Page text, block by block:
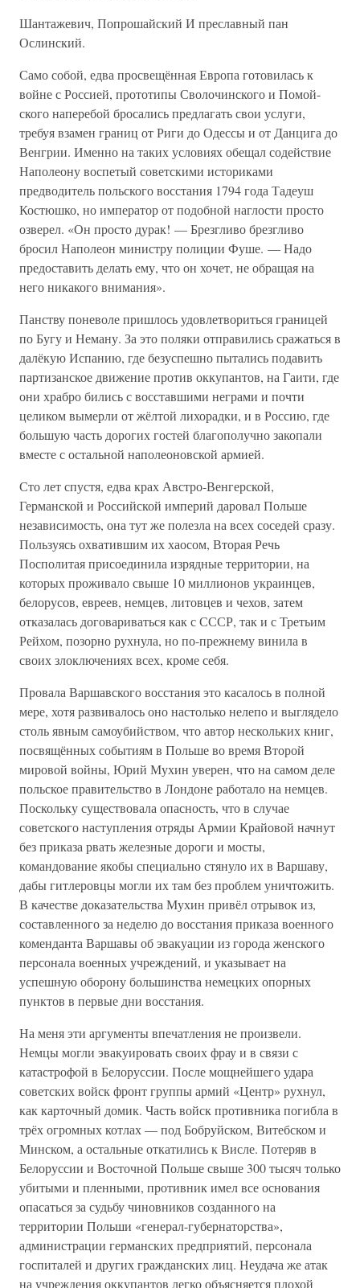
Шантажевич, Попрошайский И преславный пан
Ослинский.
Само собой, едва просвещённая Европа готовилась к
войне с Россией, прототипы Сволочинского и Помой-
ского наперебой бросались предлагать свои услуги,
требуя взамен границ от Риги до Одессы и от Данцига до
Венгрии. Именно на таких условиях обещал содействие
Наполеону воспетый советскими историками
предводитель польского восстания 1794 года Тадеуш
Костюшко, но император от подобной наглости просто
озверел. «Он просто дурак! — Брезгливо брезгливо
бросил Наполеон министру полиции Фуше. — Надо
предоставить делать ему, что он хочет, не обращая на
него никакого внимания».
Панству поневоле пришлось удовлетвориться границей
по Бугу и Неману. За это поляки отправились сражаться в
далёкую Испанию, где безуспешно пытались подавить
партизанское движение против оккупантов, на Гаити, где
они храбро бились с восставшими неграми и почти
целиком вымерли от жёлтой лихорадки, и в Россию, где
большую часть дорогих гостей благополучно закопали
вместе с остальной наполеоновской армией.
Сто лет спустя, едва крах Австро-Венгерской,
Германской и Российской империй даровал Польше
независимость, она тут же полезла на всех соседей сразу.
Пользуясь охватившим их хаосом, Вторая Речь
Посполитая присоединила изрядные территории, на
которых проживало свыше 10 миллионов украинцев,
белорусов, евреев, немцев, литовцев и чехов, затем
отказалась договариваться как с СССР, так и с Третьим
Рейхом, позорно рухнула, но по-прежнему винила в
своих злоключениях всех, кроме себя.
Провала Варшавского восстания это касалось в полной
мере, хотя развивалось оно настолько нелепо и выглядело
столь явным самоубийством, что автор нескольких книг,
посвящённых событиям в Польше во время Второй
мировой войны, Юрий Мухин уверен, что на самом деле
польское правительство в Лондоне работало на немцев.
Поскольку существовала опасность, что в случае
советского наступления отряды Армии Крайовой начнут
без приказа рвать железные дороги и мосты,
командование якобы специально стянуло их в Варшаву,
дабы гитлеровцы могли их там без проблем уничтожить.
В качестве доказательства Мухин привёл отрывок из,
составленного за неделю до восстания приказа военного
коменданта Варшавы об эвакуации из города женского
персонала военных учреждений, и указывает на
успешную оборону большинства немецких опорных
пунктов в первые дни восстания.
На меня эти аргументы впечатления не произвели.
Немцы могли эвакуировать своих фрау и в связи с
катастрофой в Белоруссии. После мощнейшего удара
советских войск фронт группы армий «Центр» рухнул,
как карточный домик. Часть войск противника погибла в
трёх огромных котлах — под Бобруйском, Витебском и
Минском, а остальные откатились к Висле. Потеряв в
Белоруссии и Восточной Польше свыше 300 тысяч только
убитыми и пленными, противник имел все основания
опасаться за судьбу чиновников созданного на
территории Польши «генерал-губернаторства»,
администрации германских предприятий, персонала
госпиталей и других гражданских лиц. Неудача же атак
на учреждения оккупантов легко объясняется плохой